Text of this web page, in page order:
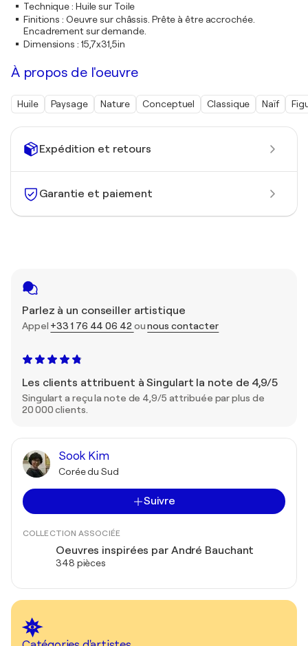
Expédition et retours
Garantie et paiement
Parlez à un conseiller artistique
Appel +33 1 76 44 06 42 ounous contacter
Les clients attribuent à Singulart la note de 4,9/5
Singulart a reçu la note de 4,9/5 attribuée par plus de
20 000 clients.
Sook Kim
Corée du Sud
Suivre
COLLECTION ASSOCIÉE
Oeuvres inspirées par André Bauchant
348 pièces
Technique: Huile sur Toile
Finitions : Oeuvre sur châssis. Prête à être accrochée.
Encadrement sur demande.
Dimensions : 15,7x31,5in
À propos de l'oeuvre
Huile Paysage Nature Conceptuel Classique Naïf